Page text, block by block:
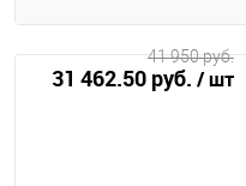
31 462.50 руб. / шт
41 950 руб.